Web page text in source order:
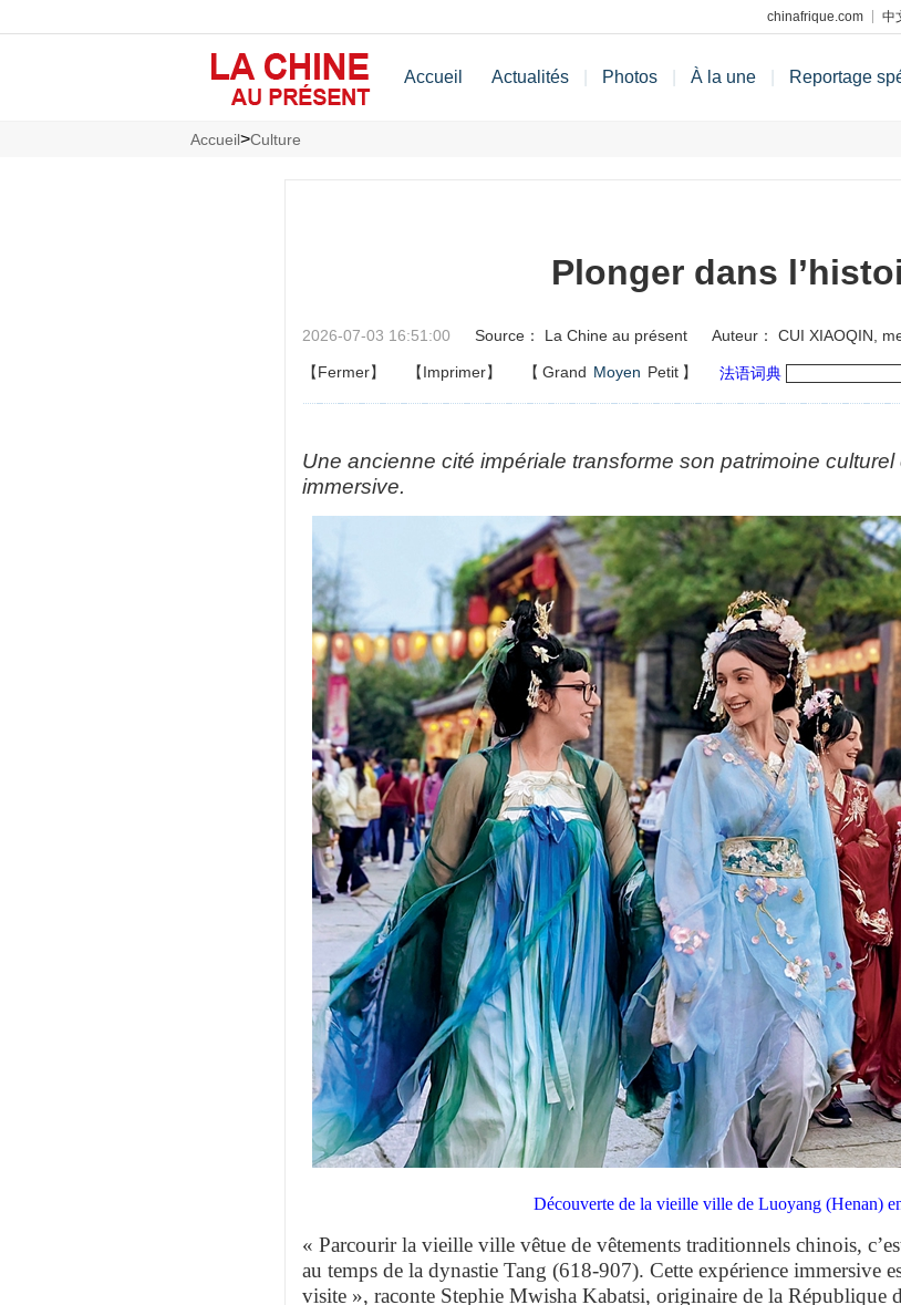
chinafrique.com 中
Accueil Actualités Photos À la une Reportage
Accueil>Culture
Plonger dans
2026-07-03 16:51:00 Source： La Chine au présent Auteur： CUI XIAOQIN,
【Fermer】 【Imprimer】 【 Grand Moyen Petit 】 法语词典
Une ancienne cité impériale transforme son patrimoine
immersive.
Découverte de la vieille ville de Luoyang (Henan)
« Parcourir la vieille ville vêtue de vêtements traditionnels chinois,
au temps de la dynastie Tang (618-907). Cette expérience immersive
visite », raconte Stephie Mwisha Kabatsi, originaire de la République